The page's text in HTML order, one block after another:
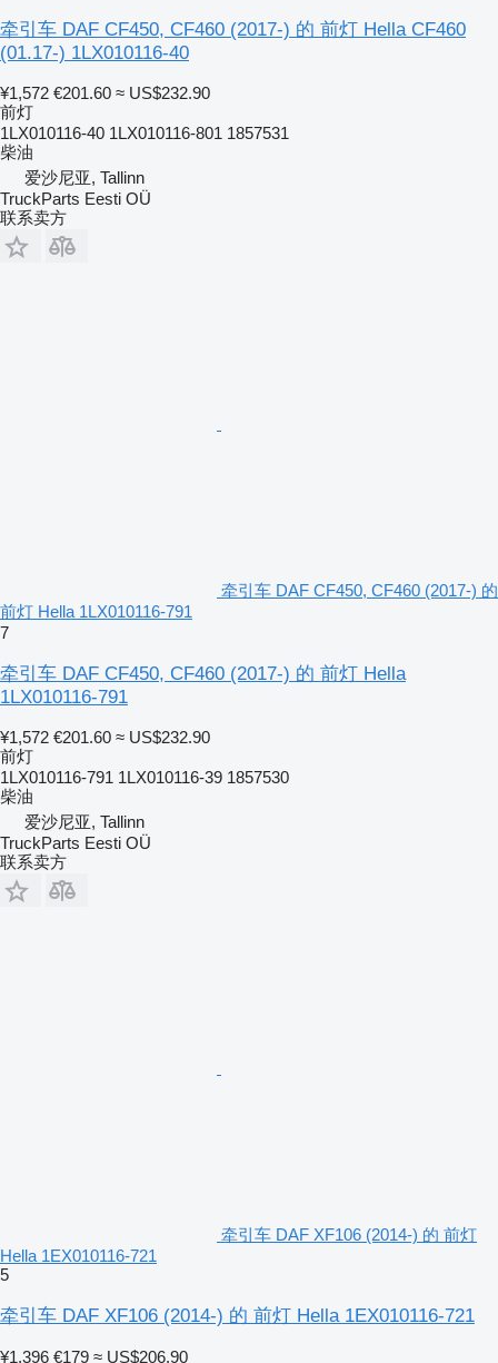
牵引车 DAF CF450, CF460 (2017-) 的 前灯 Hella CF460
(01.17-) 1LX010116-40
¥1,572 €201.60 ≈ US$232.90
前灯
1LX010116-40 1LX010116-801 1857531
柴油
爱沙尼亚, Tallinn
TruckParts Eesti OÜ
联系卖方
牵引车 DAF CF450, CF460 (2017-) 的
前灯 Hella 1LX010116-791
7
牵引车 DAF CF450, CF460 (2017-) 的 前灯 Hella
1LX010116-791
¥1,572 €201.60 ≈ US$232.90
前灯
1LX010116-791 1LX010116-39 1857530
柴油
爱沙尼亚, Tallinn
TruckParts Eesti OÜ
联系卖方
牵引车 DAF XF106 (2014-) 的 前灯
Hella 1EX010116-721
5
牵引车 DAF XF106 (2014-) 的 前灯 Hella 1EX010116-721
¥1,396 €179 ≈ US$206.90